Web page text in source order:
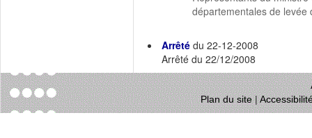
départementales de
Arrêté du 22-12-2008
Arrêté du 22/12/2008
Plan du site|